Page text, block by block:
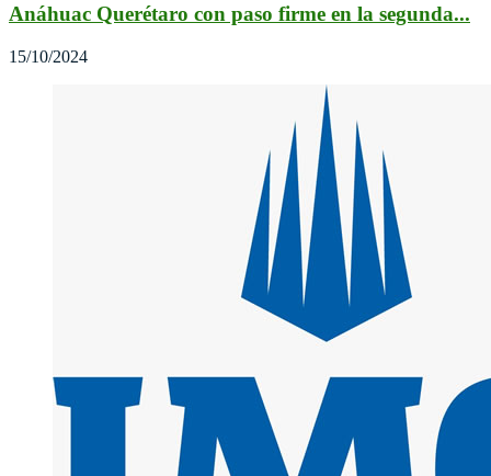
Anáhuac Querétaro con paso firme en la segunda...
15/10/2024